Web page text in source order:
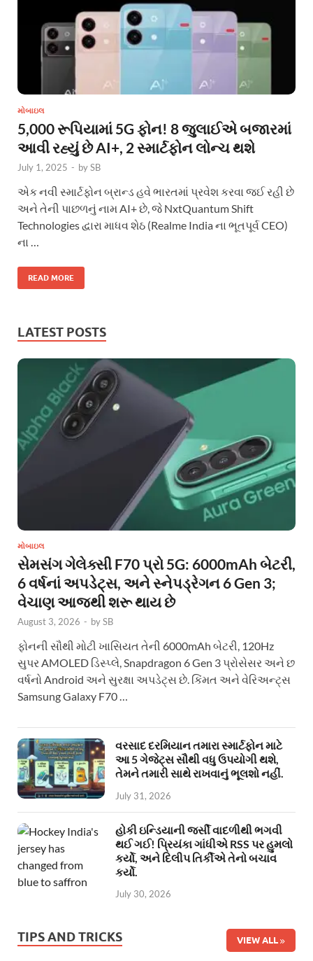
મોબાઇલ
5,000 રૂપિયામાં 5G ફોન! 8 જુલાઈએ બજારમાં
આવી રહ્યું છે AI+, 2 સ્માર્ટફોન લોન્ચ થશે
July 1, 2025 - bySB
એક નવી સ્માર્ટફોન બ્રાન્ડ હવે ભારતમાં પ્રવેશ કરવા જઈ રહી છે
અને તેની પાછળનું નામ AI+ છે, જે NxtQuantum Shift
Technologies દ્વારા માધવ શેઠ (Realme India ના ભૂતપૂર્વ CEO)
ના …
READ MORE
LATEST POSTS
મોબાઇલ
સેમસંગ ગેલેક્સી F70 પ્રો 5G: 6000mAh બેટરી,
6 વર્ષનાં અપડેટ્સ, અને સ્નેપડ્રેગન 6 Gen 3;
વેચાણ આજથી શરૂ થાય છે
August 3, 2026 - bySB
ફોનની સૌથી મોટી ખાસિયત તેની 6000mAh બેટરી, 120Hz
સુપર AMOLED ડિસ્પ્લે, Snapdragon 6 Gen 3 પ્રોસેસર અને છ
વર્ષનો Android અને સુરક્ષા અપડેટ્સ છે. કિંમત અને વેરિઅન્ટ્સ
Samsung Galaxy F70 …
વરસાદ દરમિયાન તમારા સ્માર્ટફોન માટે
આ 5 ગેજેટ્સ સૌથી વધુ ઉપયોગી થશે,
તેમને તમારી સાથે રાખવાનું ભૂલશો નહીં.
July 31, 2026
હોકી ઇન્ડિયાની જર્સી વાદળીથી ભગવી
થઈ ગઈ! પ્રિયંકા ગાંધીએ RSS પર હુમલો
કર્યો, અને દિલીપ તિર્કીએ તેનો બચાવ
કર્યો.
July 30, 2026
TIPS AND TRICKS VIEW ALL